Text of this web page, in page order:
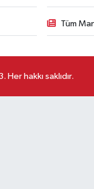
Tüm
hakkı saklıdır.